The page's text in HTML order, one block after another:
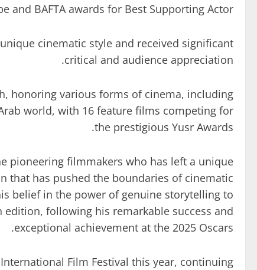
and BAFTA awards for Best Supporting Actor.
unique cinematic style and received significant
critical and audience appreciation.
honoring various forms of cinema, including
world, with 16 feature films competing for
the prestigious Yusr Awards.
pioneering filmmakers who has left a unique
that has pushed the boundaries of cinematic
belief in the power of genuine storytelling to
following his remarkable success and
exceptional achievement at the 2025 Oscars.
Film Festival this year, continuing